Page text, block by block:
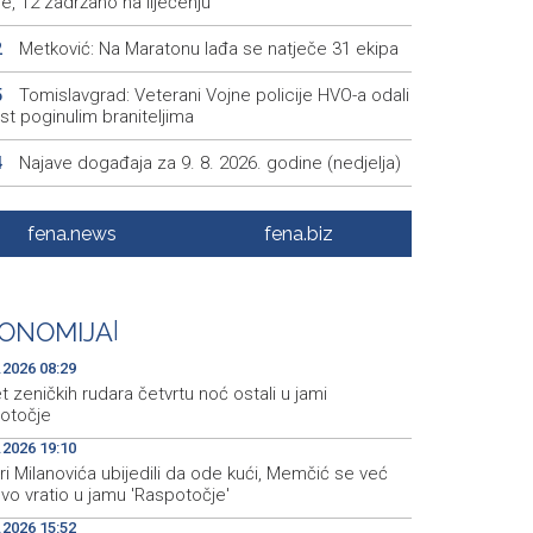
Metković: Na Maratonu lađa se natječe 31 ekipa
Tomislavgrad: Veterani Vojne policije HVO-a odali
poginulim braniteljima
Najave događaja za 9. 8. 2026. godine (nedjelja)
Vance: SAD očekuje od Irana da osigura siguran
nafte kroz Hormuški moreuz
fena.news fena.biz
08:29
zeničkih rudara četvrtu noć ostali u jami
19:10
Milanovića ubijedili da ode kući, Memčić se već
vratio u jamu 'Raspotočje'
15:52